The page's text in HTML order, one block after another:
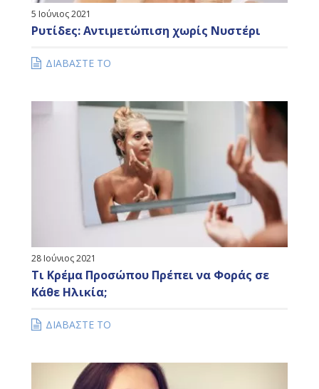
5 Ιούνιος 2021
Ρυτίδες: Αντιμετώπιση χωρίς Νυστέρι
ΔΙΑΒΑΣΤΕ ΤΟ
28 Ιούνιος 2021
Τι Κρέμα Προσώπου Πρέπει να Φοράς σε
Κάθε Ηλικία;
ΔΙΑΒΑΣΤΕ ΤΟ